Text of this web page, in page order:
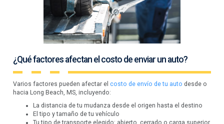
¿Qué factores afectan el costo de enviar un auto?
Varios factores pueden afectar elcosto de envío de tu auto desde o
hacia Long Beach, MS, incluyendo:
La distancia de tu mudanza desde el origen hasta el destino
El tipo y tamaño de tu vehículo
Tu tipo de transporte elegido: abierto, cerrado o carga superior